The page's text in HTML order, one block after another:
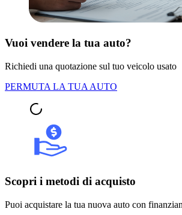
Vuoi vendere la tua auto?
Richiedi una quotazione sul tuo veicolo usato
PERMUTA LA TUA AUTO
Scopri i metodi di acquisto
Puoi acquistare la tua nuova auto con